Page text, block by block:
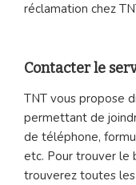
réclamation chez
Contacter le
TNT vous propose
permettant de
de téléphone,
etc. Pour trouver le
trouverez toutes